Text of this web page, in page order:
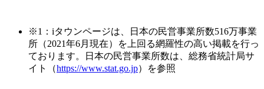
※1：iタウンページは、日本の民営事業所数516万事業
所（2021年6月現在）を上回る網羅性の高い掲載を行っ
ております。日本の民営事業所数は、総務省統計局サ
イト（https://www.stat.go.jp）を参照